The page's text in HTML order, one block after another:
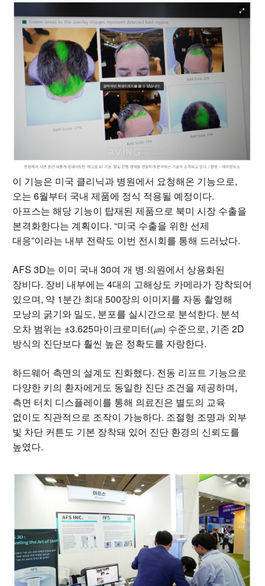
이 기능은 미국 클리닉과 병원에서 요청해온 기능으로,
오는 6월부터 국내 제품에 정식 적용될 예정이다.
아프스는 해당 기능이 탑재된 제품으로 북미 시장 수출을
본격화한다는 계획이다. “미국 수출을 위한 선제
대응”이라는 내부 전략도 이번 전시회를 통해 드러났다.
AFS 3D는 이미 국내 30여 개 병·의원에서 상용화된
장비다. 장비 내부에는 4대의 고해상도 카메라가 장착되어
있으며, 약 1분간 최대 500장의 이미지를 자동 촬영해
모낭의 굵기와 밀도, 분포를 실시간으로 분석한다. 분석
오차 범위는 ±3.625마이크로미터(㎛) 수준으로, 기존 2D
방식의 진단보다 훨씬 높은 정확도를 자랑한다.
하드웨어 측면의 설계도 진화했다. 전동 리프트 기능으로
다양한 키의 환자에게도 동일한 진단 조건을 제공하며,
측면 터치 디스플레이를 통해 의료진은 별도의 교육
없이도 직관적으로 조작이 가능하다. 조절형 조명과 외부
빛 차단 커튼도 기본 장착돼 있어 진단 환경의 신뢰도를
높였다.